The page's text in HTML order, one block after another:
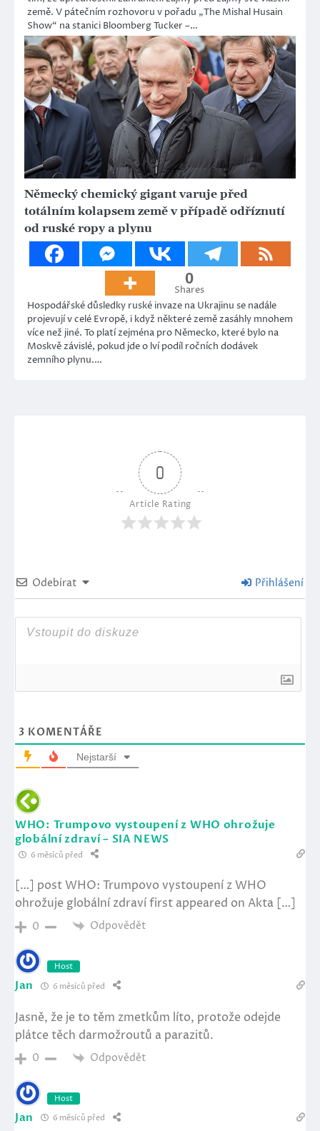
země. V pátečním rozhovoru v pořadu „The Mishal Husain
Show“ na stanici Bloomberg Tucker –…
Německý chemický gigant varuje před
totálním kolapsem země v případě odříznutí
od ruské ropy a plynu
0
Shares
Hospodářské důsledky ruské invaze na Ukrajinu se nadále
projevují v celé Evropě, i když některé země zasáhly mnohem
více než jiné. To platí zejména pro Německo, které bylo na
Moskvě závislé, pokud jde o lví podíl ročních dodávek
zemního plynu.…
0
Article Rating
Odebírat Přihlášení
3 KOMENTÁŘE
Nejstarší
WHO: Trumpovo vystoupení z WHO ohrožuje
globální zdraví – SIA NEWS
6 měsíců před
[…] post WHO: Trumpovo vystoupení z WHO
ohrožuje globální zdraví first appeared on Akta […]
0 Odpovědět
Host
Jan 6 měsíců před
Jasně, že je to těm zmetkům líto, protože odejde
plátce těch darmožroutů a parazitů.
0 Odpovědět
Host
Jan 6 měsíců před